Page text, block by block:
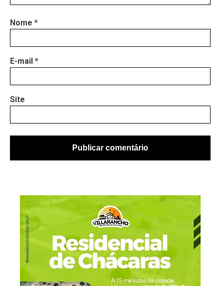
Nome *
E-mail *
Site